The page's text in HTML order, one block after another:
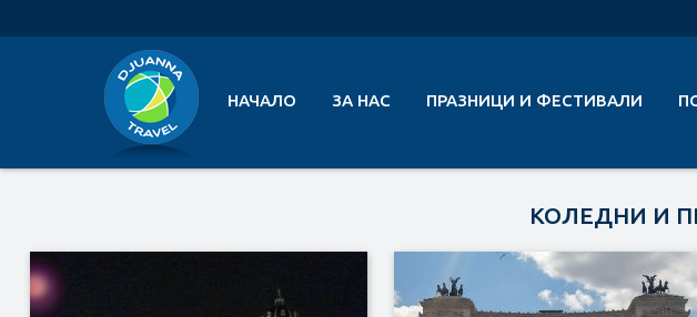
НАЧАЛО ЗА НАС ПРАЗНИЦИ И ФЕСТИВАЛИ
КОЛЕДНИ И